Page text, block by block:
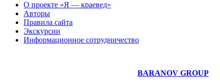
О проекте «Я — краевед»
Авторы
Правила сайта
Экскурсии
Информационное сотрудничество
BARANOV GROUP